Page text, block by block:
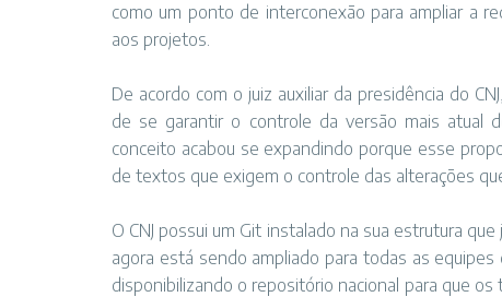
como um ponto de interconexão para ampliar a
aos projetos.
De acordo com o juiz auxiliar da presidência do
de se garantir o controle da versão mais atual
conceito acabou se expandindo porque esse
de textos que exigem o controle das alterações
O CNJ possui um Git instalado na sua estrutura
agora está sendo ampliado para todas as
disponibilizando o repositório nacional para que